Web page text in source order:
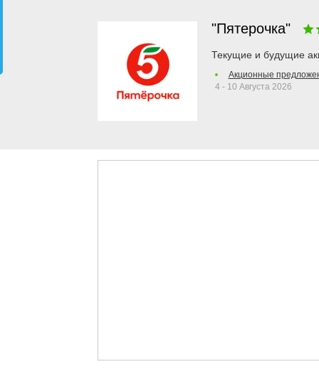
"Пятерочка"
Текущие и будущие
Акционные
4 - 10 Августа 2026